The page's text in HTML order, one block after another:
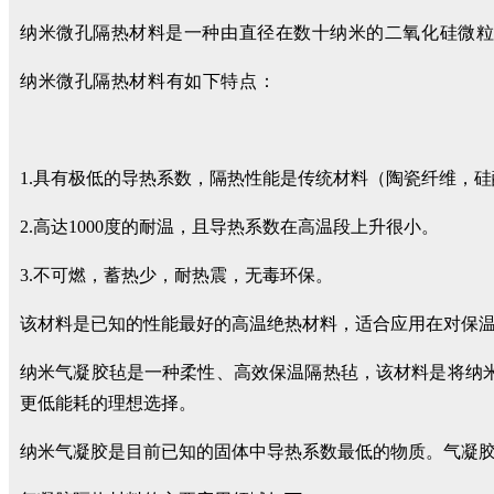
纳米微孔隔热材料是一种由直径在数十纳米的二氧化硅微
纳米微孔隔热材料有如下特点：
1.具有极低的导热系数，隔热性能是传统材料（陶瓷纤维，
2.高达1000度的耐温，且导热系数在高温段上升很小。
3.不可燃，蓄热少，耐热震，无毒环保。
该材料是已知的性能最好的高温绝热材料，适合应用在对保
纳米气凝胶毡是一种柔性、高效保温隔热毡，该材料是将
更低能耗的理想选择。
纳米气凝胶是目前已知的固体中导热系数最低的物质。气凝